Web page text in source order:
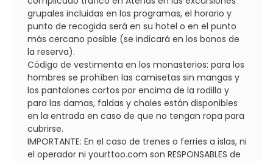
grupales incluidas en los programas, el horario y
punto de recogida será en su hotel o en el punto
más cercano posible (se indicará en los bonos de
la reserva).
Código de vestimenta en los monasterios: para los
hombres se prohíben las camisetas sin mangas y
los pantalones cortos por encima de la rodilla y
para las damas, faldas y chales están disponibles
en la entrada en caso de que no tengan ropa para
cubrirse.
IMPORTANTE: En el caso de trenes o ferries a islas, ni
el operador ni yourttoo.com son RESPONSABLES de